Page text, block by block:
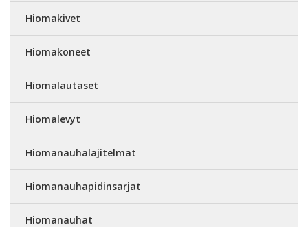
Hiomakivet
Hiomakoneet
Hiomalautaset
Hiomalevyt
Hiomanauhalajitelmat
Hiomanauhapidinsarjat
Hiomanauhat